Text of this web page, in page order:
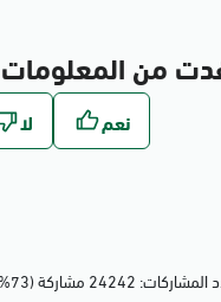
من
24242 مشاركة (73%) أعجبهم المحتوى